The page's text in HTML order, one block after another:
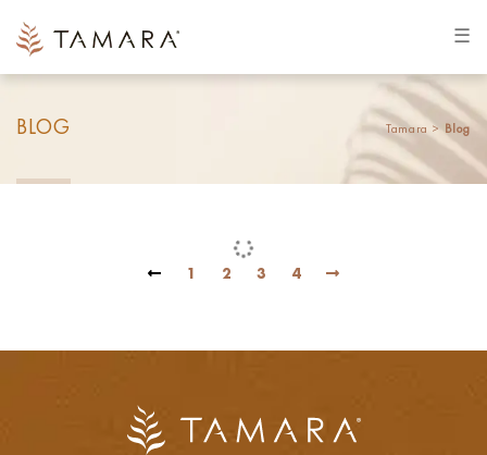
☰
BLOG Tamara >Blog
1 2 3 4